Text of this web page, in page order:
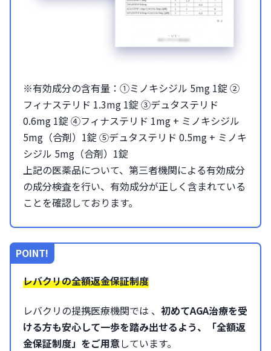
※有効成分の含有量：①ミノキシジル 5mg 1錠 ②
フィナステリド 1.3mg 1錠 ③デュタステリド
0.6mg 1錠 ④フィナステリド 1mg + ミノキシジル
5mg（合剤）1錠 ⑤デュタステリド 0.5mg + ミノキ
シジル 5mg（合剤）1錠
上記の医薬品について、第三者機関による有効成分
の成分検査を行い、有効成分が正しく含まれている
ことを確認しております。
POINT!
レバクリの全額返金保証制度
レバクリの提携医療機関では 、 初めてAGA治療を受
ける方も安心して一歩を踏み出せるよう、「全額返
金保証制度」をご用意しています。